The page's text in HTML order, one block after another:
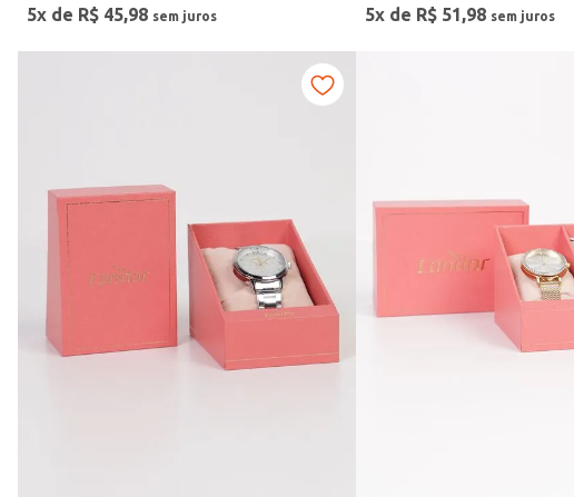
Modelo de Pulseira
5x de R$ 45,98 5x de R$ 51 ,98